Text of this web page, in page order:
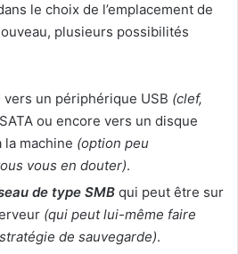
le choix de l’emplacement de
plusieurs possibilités
vers un périphérique USB (clef,
ou encore vers un disque
machine (option peu
vous en douter).
de type SMB qui peut être sur
(qui peut lui-même faire
de sauvegarde).